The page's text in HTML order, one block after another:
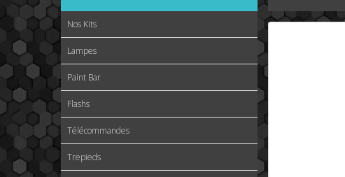
Nos Kits
Lampes
Paint Bar
Flashs
Télécommandes
Trepieds